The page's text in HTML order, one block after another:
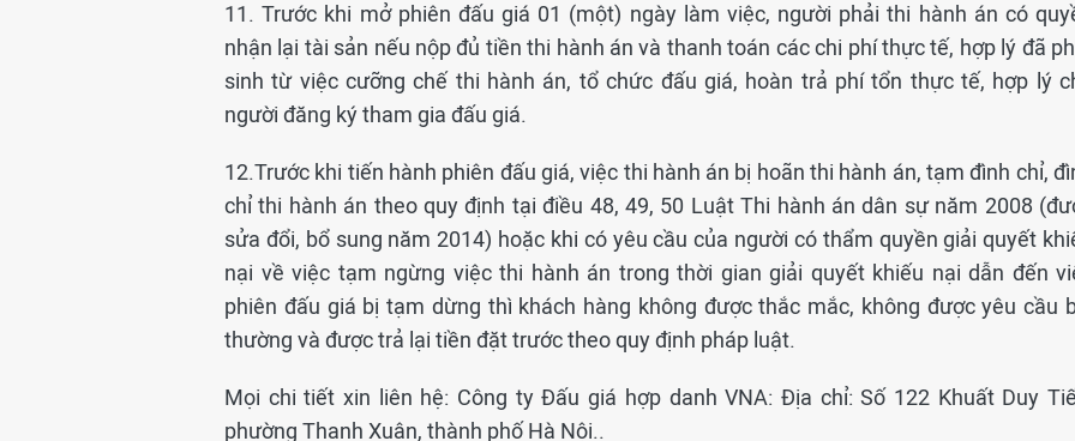
11. Trước khi mở phiên đấu giá 01 (một) ngày làm việc, người phải thi hành án có
nhận lại tài sản nếu nộp đủ tiền thi hành án và thanh toán các chi phí thực tế, hợp lý đã
sinh từ việc cưỡng chế thi hành án, tổ chức đấu giá, hoàn trả phí tổn thực tế, hợp lý
người đăng ký tham gia đấu giá.
12.Trước khi tiến hành phiên đấu giá, việc thi hành án bị hoãn thi hành án, tạm đình chỉ,
chỉ thi hành án theo quy định tại điều 48, 49, 50 Luật Thi hành án dân sự năm 2008
sửa đổi, bổ sung năm 2014) hoặc khi có yêu cầu của người có thẩm quyền giải quyết
nại về việc tạm ngừng việc thi hành án trong thời gian giải quyết khiếu nại dẫn đến
phiên đấu giá bị tạm dừng thì khách hàng không được thắc mắc, không được yêu cầu
thường và được trả lại tiền đặt trước theo quy định pháp luật.
Mọi chi tiết xin liên hệ: Công ty Đấu giá hợp danh VNA: Địa chỉ: Số 122 Khuất Duy
phường Thanh Xuân, thành phố Hà Nội..